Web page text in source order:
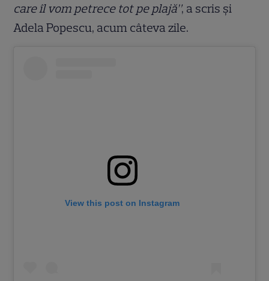
care îl vom petrece tot pe plajă”, a scris și
Adela Popescu, acum câteva zile.
View this post on Instagram